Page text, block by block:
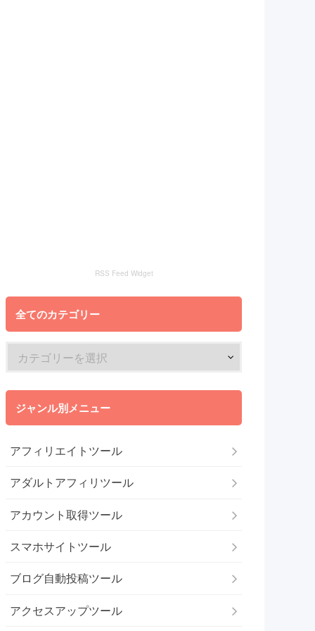
RSS Feed Widget
全てのカテゴリー
ジャンル別メニュー
アフィリエイトツール
アダルトアフィリツール
アカウント取得ツール
スマホサイトツール
ブログ自動投稿ツール
アクセスアップツール